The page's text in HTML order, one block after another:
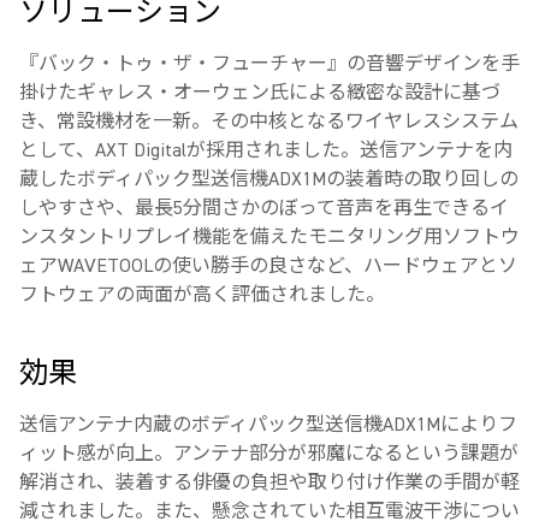
ソリューション
『バック・トゥ・ザ・フューチャー』の音響デザインを手
掛けたギャレス・オーウェン氏による緻密な設計に基づ
き、常設機材を一新。その中核となるワイヤレスシステム
として、AXT Digitalが採用されました。送信アンテナを内
蔵したボディパック型送信機ADX1Mの装着時の取り回しの
しやすさや、最長5分間さかのぼって音声を再生できるイ
ンスタントリプレイ機能を備えたモニタリング用ソフトウ
ェアWAVETOOLの使い勝手の良さなど、ハードウェアとソ
フトウェアの両面が高く評価されました。
効果
送信アンテナ内蔵のボディパック型送信機ADX1Mによりフ
ィット感が向上。アンテナ部分が邪魔になるという課題が
解消され、装着する俳優の負担や取り付け作業の手間が軽
減されました。また、懸念されていた相互電波干渉につい